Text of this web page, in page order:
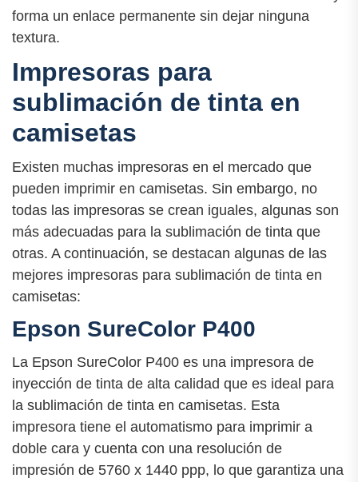
forma un enlace permanente sin dejar ninguna
textura.
Impresoras para
sublimación de tinta en
camisetas
Existen muchas impresoras en el mercado que
pueden imprimir en camisetas. Sin embargo, no
todas las impresoras se crean iguales, algunas son
más adecuadas para la sublimación de tinta que
otras. A continuación, se destacan algunas de las
mejores impresoras para sublimación de tinta en
camisetas:
Epson SureColor P400
La Epson SureColor P400 es una impresora de
inyección de tinta de alta calidad que es ideal para
la sublimación de tinta en camisetas. Esta
impresora tiene el automatismo para imprimir a
doble cara y cuenta con una resolución de
impresión de 5760 x 1440 ppp, lo que garantiza una